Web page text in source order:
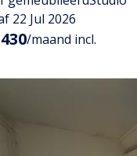
22 Jul 2026
/maand incl.